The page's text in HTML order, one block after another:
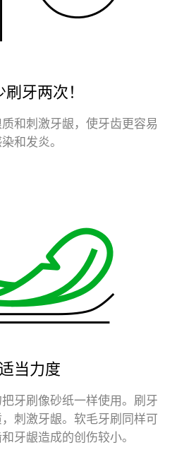
牙两次！
和刺激牙龈，使牙齿更容易
和发炎。
当力度
牙刷像砂纸一样使用。刷牙
刺激牙龈。软毛牙刷同样可
牙龈造成的创伤较小。